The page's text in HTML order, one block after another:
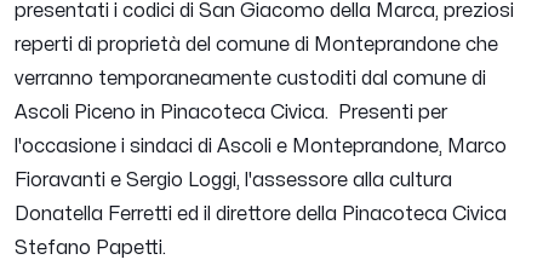
presentati i codici di San Giacomo della Marca, preziosi
reperti di proprietà del comune di Monteprandone che
verranno temporaneamente custoditi dal comune di
Ascoli Piceno in Pinacoteca Civica. Presenti per
l'occasione i sindaci di Ascoli e Monteprandone, Marco
Fioravanti e Sergio Loggi, l'assessore alla cultura
Donatella Ferretti ed il direttore della Pinacoteca Civica
Stefano Papetti.